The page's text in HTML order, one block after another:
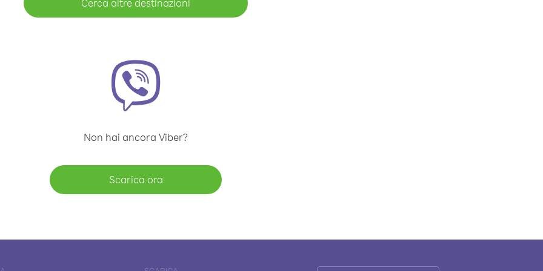
Cerca altre destinazioni
Non hai ancora Viber?
Scarica ora